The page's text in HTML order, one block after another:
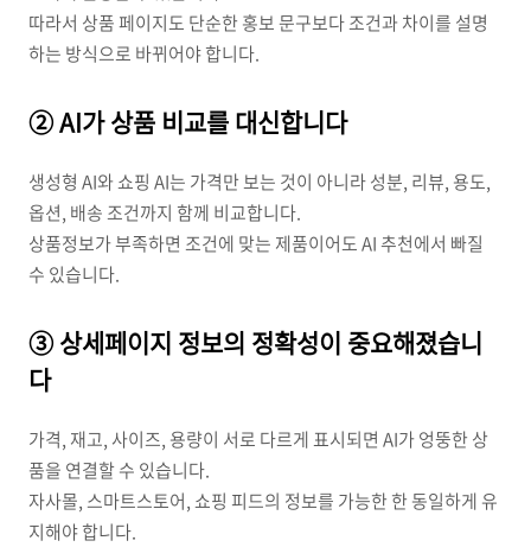
따라서 상품 페이지도 단순한 홍보 문구보다 조건과 차이를 설명
하는 방식으로 바뀌어야 합니다.
② AI가 상품 비교를 대신합니다
생성형 AI와 쇼핑 AI는 가격만 보는 것이 아니라 성분, 리뷰, 용도,
옵션, 배송 조건까지 함께 비교합니다.
상품정보가 부족하면 조건에 맞는 제품이어도 AI 추천에서 빠질
수 있습니다.
③ 상세페이지 정보의 정확성이 중요해졌습니
다
가격, 재고, 사이즈, 용량이 서로 다르게 표시되면 AI가 엉뚱한 상
품을 연결할 수 있습니다.
자사몰, 스마트스토어, 쇼핑 피드의 정보를 가능한 한 동일하게 유
지해야 합니다.